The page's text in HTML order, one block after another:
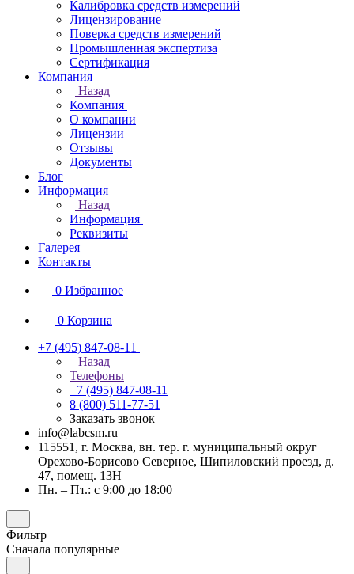
Калибровка средств измерений
Лицензирование
Поверка средств измерений
Промышленная экспертиза
Сертификация
Компания
Назад
Компания
О компании
Лицензии
Отзывы
Документы
Блог
Информация
Назад
Информация
Реквизиты
Галерея
Контакты
0 Избранное
0 Корзина
+7 (495) 847-08-11
Назад
Телефоны
+7 (495) 847-08-11
8 (800) 511-77-51
Заказать звонок
info@labcsm.ru
115551, г. Москва, вн. тер. г. муниципальный округ
Орехово-Борисово Северное, Шипиловский проезд, д.
47, помещ. 13Н
Пн. – Пт.: с 9:00 до 18:00
Фильтр
Сначала популярные